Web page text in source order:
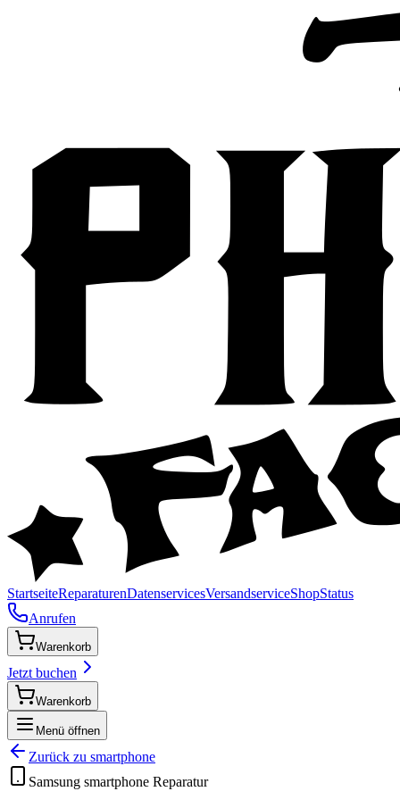
StartseiteReparaturenDatenservicesVersandserviceShopStatus
Anrufen
Warenkorb
Jetzt buchen
Warenkorb
Menü öffnen
Zurück zu smartphone
Samsung smartphone Reparatur